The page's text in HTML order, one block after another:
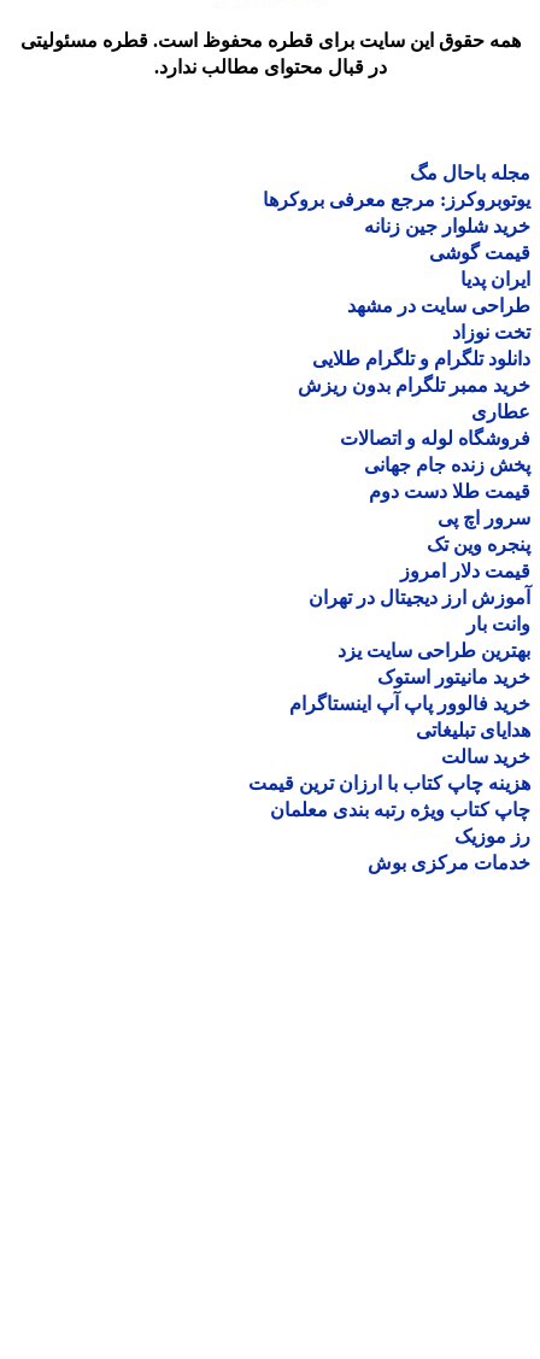
حقوق این سایت برای قطره محفوظ است. قطره مسئولیتی
در قبال محتوای مطالب ندارد.
باحال مگ
مرجع معرفی بروکرها
شلوار جین زنانه
گوشی
پدیا
سایت در مشهد
نوزاد
تلگرام و تلگرام طلایی
ممبر تلگرام بدون ریزش
لوله و اتصالات
زنده جام جهانی
طلا دست دوم
اچ پی
وین تک
دلار امروز
ارز دیجیتال در تهران
بار
طراحی سایت یزد
مانیتور استوک
فالوور پاپ آپ اینستاگرام
تبلیغاتی
سالت
چاپ کتاب با ارزان ترین قیمت
کتاب ویژه رتبه بندی معلمان
موزیک
مرکزی بوش